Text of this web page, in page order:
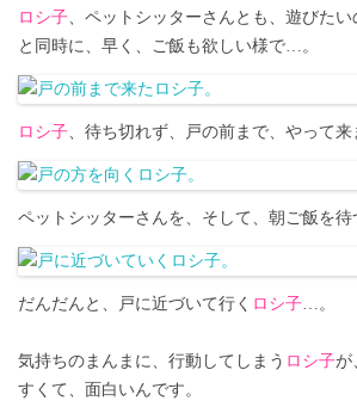
ロシ子、ペットシッターさんとも、遊びた
と同時に、早く、ご飯も欲しい様で…。
ロシ子、待ち切れず、戸の前まで、やって来
ペットシッターさんを、そして、朝ご飯を待
だんだんと、戸に近づいて行く ロシ子…。
気持ちのまんまに、行動してしまう ロシ子が
すくて、面白いんです。